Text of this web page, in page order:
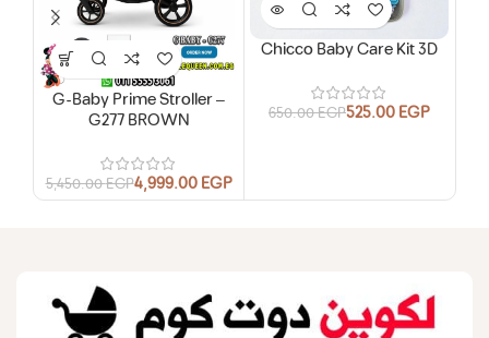
G-Baby Prime Stroller –
G277 BROWN
5,450.00EGP4,999.00EGP
Chicco Baby Care Kit 3D
650.00EGP525.00EGP